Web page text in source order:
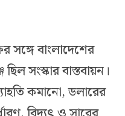
বাংলাদেশের
সংস্কার বাস্তবায়ন।
কমানো, ডলারের